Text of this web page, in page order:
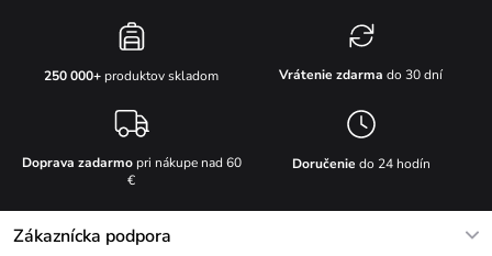
250 000+ produktov skladom Vrátenie zdarma do 30 dní
Doprava zadarmopri nákupe nad 60
€
Doručenie do 24 hodín
Zákaznícka podpora